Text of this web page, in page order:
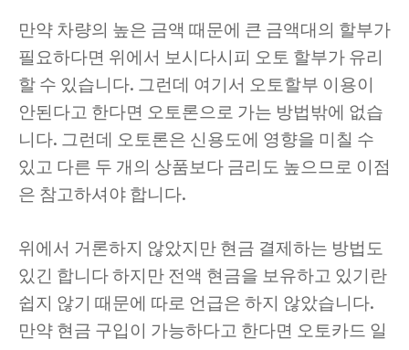
만약 차량의 높은 금액 때문에 큰 금액대의 할부가
필요하다면 위에서 보시다시피 오토 할부가 유리
할 수 있습니다. 그런데 여기서 오토할부 이용이
안된다고 한다면 오토론으로 가는 방법밖에 없습
니다. 그런데 오토론은 신용도에 영향을 미칠 수
있고 다른 두 개의 상품보다 금리도 높으므로 이점
은 참고하셔야 합니다.
위에서 거론하지 않았지만 현금 결제하는 방법도
있긴 합니다 하지만 전액 현금을 보유하고 있기란
쉽지 않기 때문에 따로 언급은 하지 않았습니다.
만약 현금 구입이 가능하다고 한다면 오토카드 일